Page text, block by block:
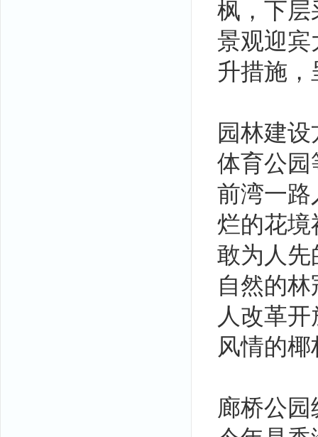
枫，下层
景观迎
升措施
园林建
体育公园
前湾一路
烂的花境
敢为人先
自然的
人改革
风情的
廊桥公